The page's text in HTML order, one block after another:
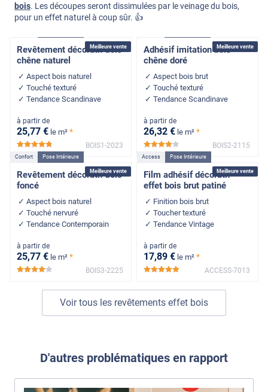
bois. Les découpes seront dissimulées par le veinage du bois,
pour un effet naturel à coup sûr. 👍
Meilleure vente
Revêtement décoratif bois
chêne naturel
Aspect bois naturel
Touché texturé
Tendance Scandinave
à partir de
25,77 € le m² *
BOIS1-2023
Meilleure vente
Adhésif imitation bois
chêne doré
Aspect bois brut
Touché texturé
Tendance Scandinave
à partir de
26,32 € le m² *
*****
BOIS2-2115
Meilleure vente
Confort Pose Intérieure
Revêtement décoratif bois
foncé
Aspect bois naturel
Touché nervuré
Tendance Contemporain
à partir de
25,77 € le m² *
*****
BOIS3-2225
Meilleure vente
Access Pose Intérieure
Film adhésif décoratif
effet bois brut patiné
Finition bois brut
Toucher texturé
Tendance Vintage
à partir de
17,89 € le m² *
ACCESS-7013
Voir tous les revêtements effet bois
D'autres problématiques en rapport